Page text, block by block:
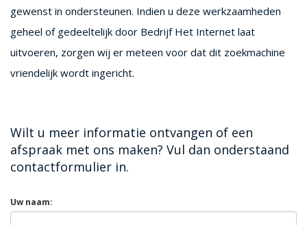
gewenst in ondersteunen. Indien u deze werkzaamheden
geheel of gedeeltelijk door Bedrijf Het Internet laat
uitvoeren, zorgen wij er meteen voor dat dit zoekmachine
vriendelijk wordt ingericht.
Wilt u meer informatie ontvangen of een
afspraak met ons maken? Vul dan onderstaand
contactformulier in.
Uw naam: